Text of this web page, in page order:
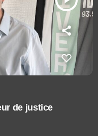
de justice